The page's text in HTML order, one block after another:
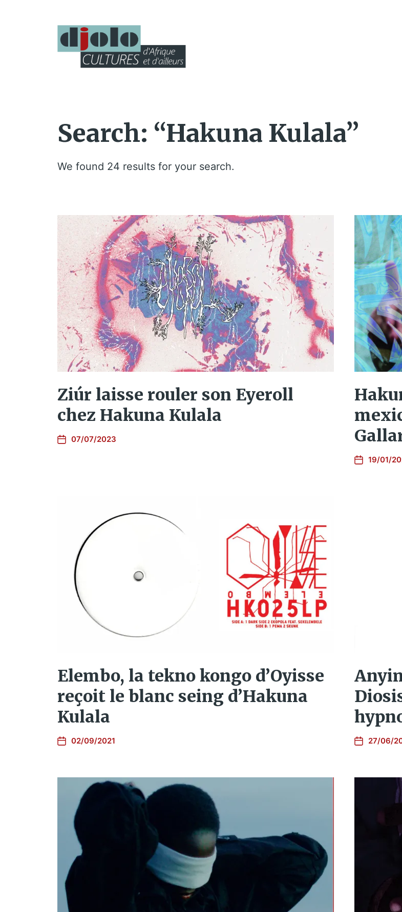
Search: “Hakuna Kulala”
We found 24 results for your search.
Ziúr laisse rouler son Eyeroll
chez Hakuna Kulala
07/07/2023
19/01/
Elembo, la tekno kongo d’Oyisse
reçoit le blanc seing d’Hakuna
Kulala
02/09/2021 27/06/